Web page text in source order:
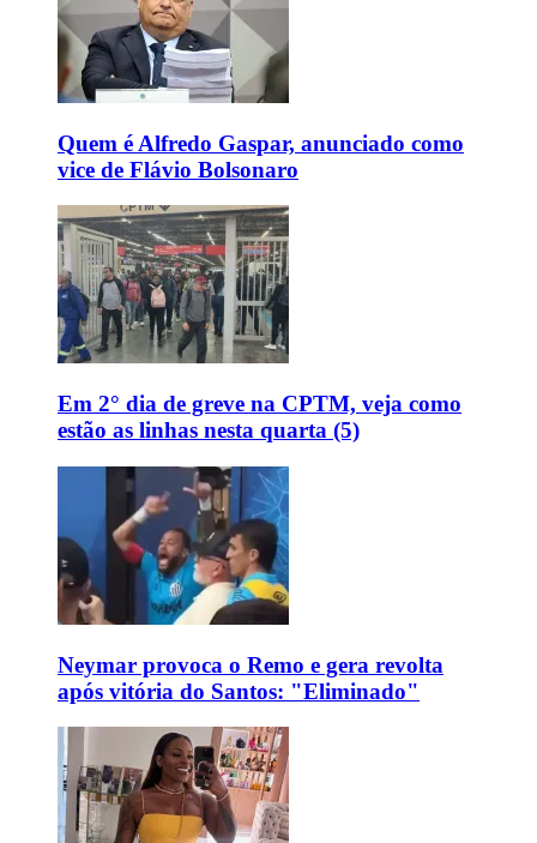
Quem é Alfredo Gaspar, anunciado como
vice de Flávio Bolsonaro
Em 2° dia de greve na CPTM, veja como
estão as linhas nesta quarta (5)
Neymar provoca o Remo e gera revolta
após vitória do Santos: "Eliminado"